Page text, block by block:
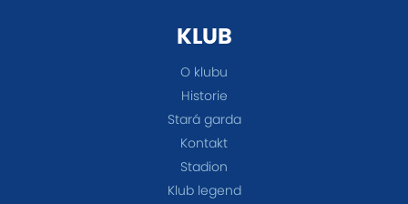
KLUB
O klubu
Historie
Stará garda
Kontakt
Stadion
Klub legend